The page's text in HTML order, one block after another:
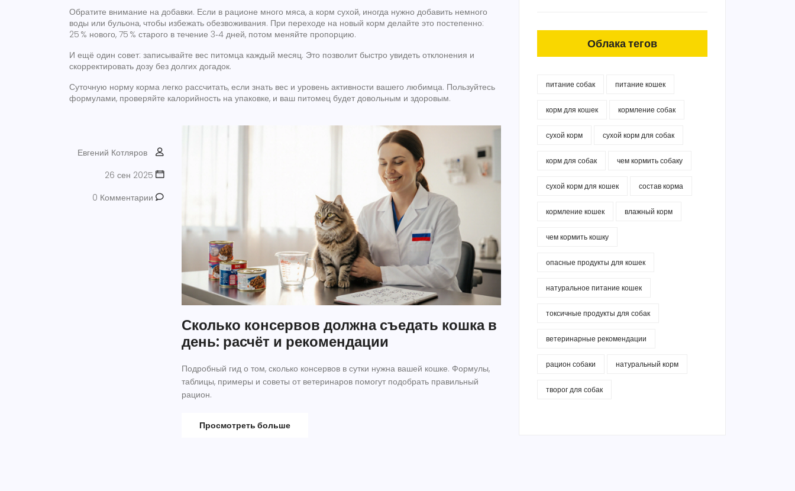
Обратите внимание на добавки. Если в рационе много мяса, а корм сухой, иногда нужно добавить немного
воды или бульона, чтобы избежать обезвоживания. При переходе на новый корм делайте это постепенно:
25 % нового, 75 % старого в течение 3‑4 дней, потом меняйте пропорцию.
И ещё один совет: записывайте вес питомца каждый месяц. Это позволит быстро увидеть отклонения и
скорректировать дозу без долгих догадок.
Суточную норму корма легко рассчитать, если знать вес и уровень активности вашего любимца. Пользуйтесь
формулами, проверяйте калорийность на упаковке, и ваш питомец будет довольным и здоровым.
Евгений Котляров
26 сен 2025
0 Комментарии
Сколько консервов должна съедать кошка в
день: расчёт и рекомендации
Подробный гид о том, сколько консервов в сутки нужна вашей кошке. Формулы,
таблицы, примеры и советы от ветеринаров помогут подобрать правильный
рацион.
Просмотреть больше
Облака тегов
питание собак питание кошек
корм для кошек кормление собак
сухой корм сухой корм для собак
корм для собак чем кормить собаку
сухой корм для кошек состав корма
кормление кошек влажный корм
чем кормить кошку
опасные продукты для кошек
натуральное питание кошек
токсичные продукты для собак
ветеринарные рекомендации
рацион собаки натуральный корм
творог для собак